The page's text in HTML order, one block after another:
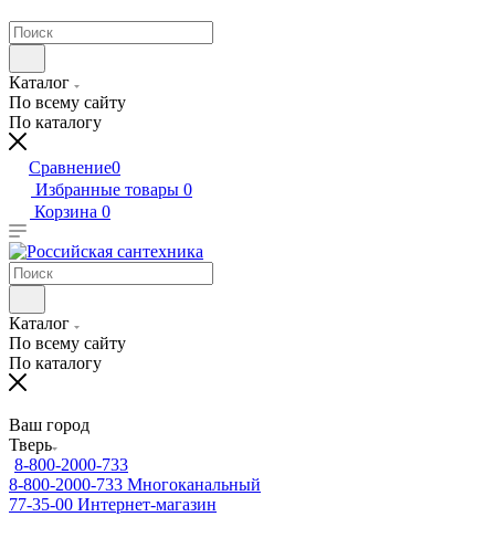
Каталог
По всему сайту
По каталогу
Сравнение0
Избранные товары 0
Корзина 0
Каталог
По всему сайту
По каталогу
Ваш город
Тверь
8-800-2000-733
8-800-2000-733 Многоканальный
77-35-00 Интернет-магазин